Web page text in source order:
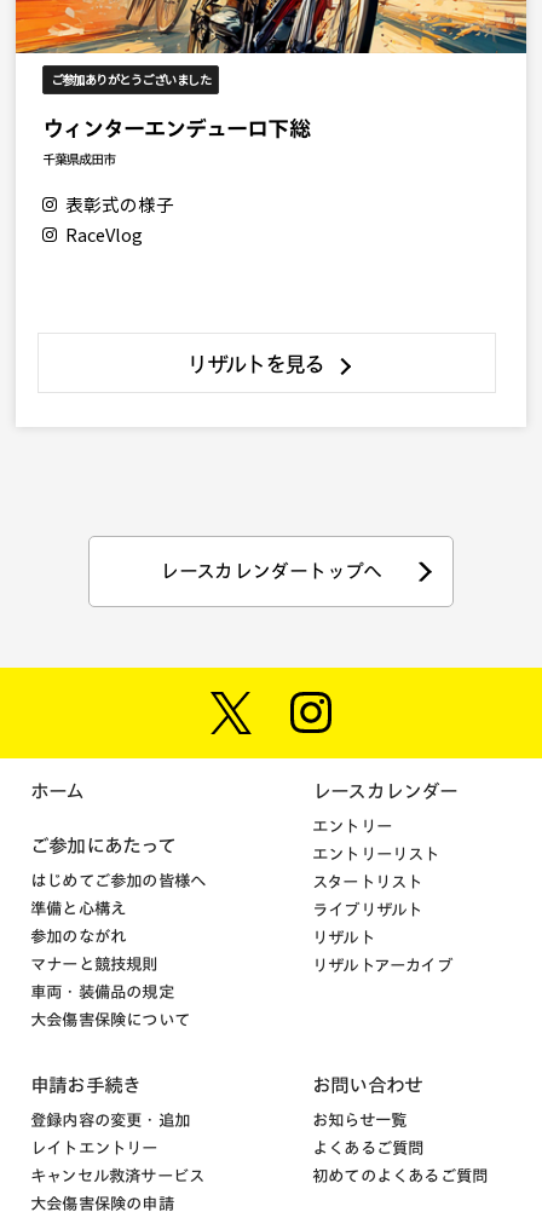
ご参加ありがとうございました
ウィンターエンデューロ下総
千葉県成田市
表彰式の様子
RaceVlog
リザルトを見る
レースカレンダートップへ
ホーム
ご参加にあたって
はじめてご参加の皆様へ
準備と心構え
参加のながれ
マナーと競技規則
車両・装備品の規定
大会傷害保険について
レースカレンダー
エントリー
エントリーリスト
スタートリスト
ライブリザルト
リザルト
リザルトアーカイブ
申請お手続き
登録内容の変更・追加
レイトエントリー
キャンセル救済サービス
大会傷害保険の申請
お問い合わせ
お知らせ一覧
よくあるご質問
初めてのよくあるご質問